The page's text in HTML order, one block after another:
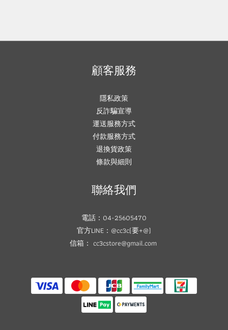
顧客服務
隱私政策
反詐騙宣導
運送服務方式
付款服務方式
退換貨政策
條款與細則
聯絡我們
電話：04-25605470
官方LINE：@cc3c(要+@)
信箱： cc3cstore@gmail.com